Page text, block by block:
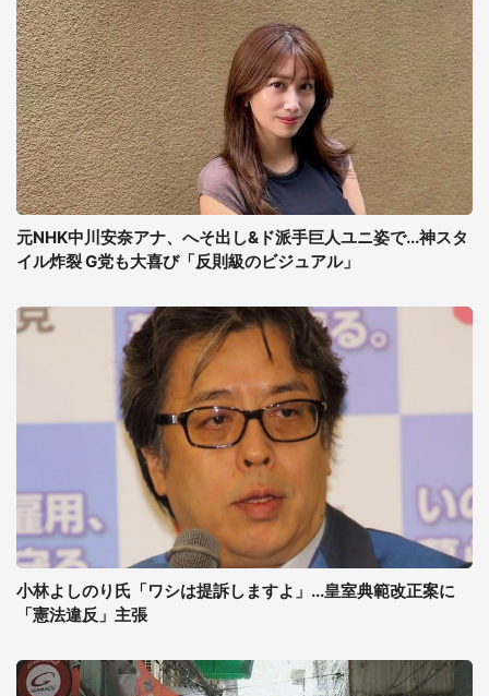
元NHK中川安奈アナ、へそ出し&ド派手巨人ユニ姿で...神スタ
イル炸裂 G党も大喜び「反則級のビジュアル」
小林よしのり氏「ワシは提訴しますよ」...皇室典範改正案に
「憲法違反」主張